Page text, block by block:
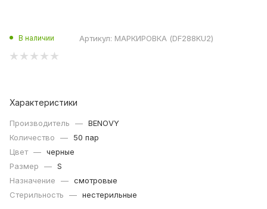
В наличии Артикул: МАРКИРОВКА (DF288KU2)
Характеристики
Производитель — BENOVY
Количество
—
50 пар
Цвет — черные
Размер
— S
Назначение
— смотровые
Стерильность
— нестерильные